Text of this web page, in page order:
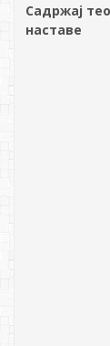
Садржај
наставе